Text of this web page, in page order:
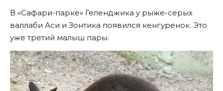
В «Сафари-парке» Геленджика у рыже-серых
валлаби Аси и Зонтика появился кенгуренок. Это
уже третий малыш пары.